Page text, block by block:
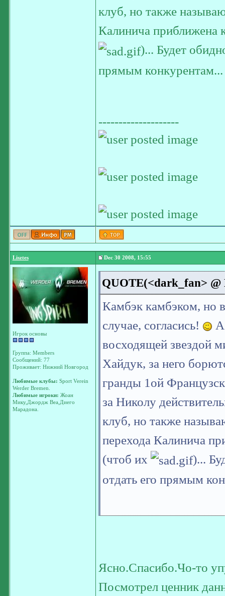
клуб, но также
Калинича приближена
)... Будет
прямым
--------------------
Lisztes Dec 30 2008, 15:55
Игрок основы
Группа: Members
Сообщений: 77
Проживает: Нижний Новгород
Любимые клубы: Sport Verein
Werder Bremen.
Любимые игроки: Жоан
Мику,Джордж Веа,Диего
Марадона.
QUOTE(<dark_fan> @
Камбэк камбэком, но
случае, согласись!
восходящей звездой
Хайдук, за него
гранды 1ой
за Николу
клуб, но также
перехода Калинича
(чтоб их
)...
отдать его прямым
Ясно.Спасибо.Чо-то
Посмотрел ценник